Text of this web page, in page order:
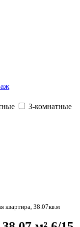
3-комнатные